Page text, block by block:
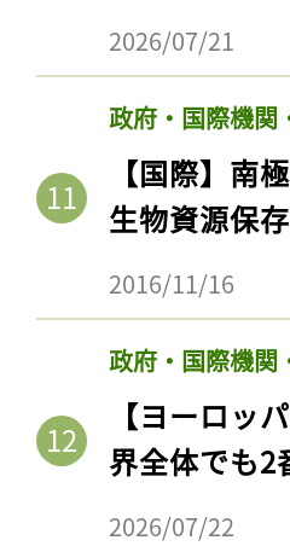
2026/07/21
政府・国際機関
【国際】南
生物資源保
2016/11/16
政府・国際機関
【ヨーロッ
界全体でも2
2026/07/22
記事